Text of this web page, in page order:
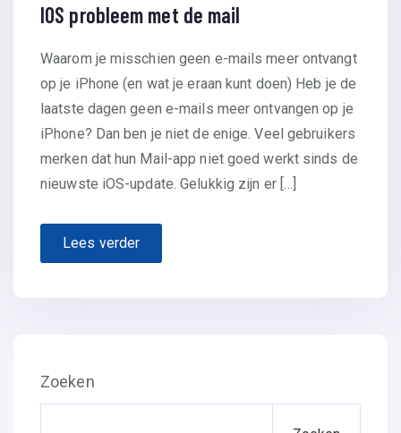
IOS probleem met de mail
Waarom je misschien geen e-mails meer ontvangt
op je iPhone (en wat je eraan kunt doen) Heb je de
laatste dagen geen e-mails meer ontvangen op je
iPhone? Dan ben je niet de enige. Veel gebruikers
merken dat hun Mail-app niet goed werkt sinds de
nieuwste iOS-update. Gelukkig zijn er […]
Lees verder
Zoeken